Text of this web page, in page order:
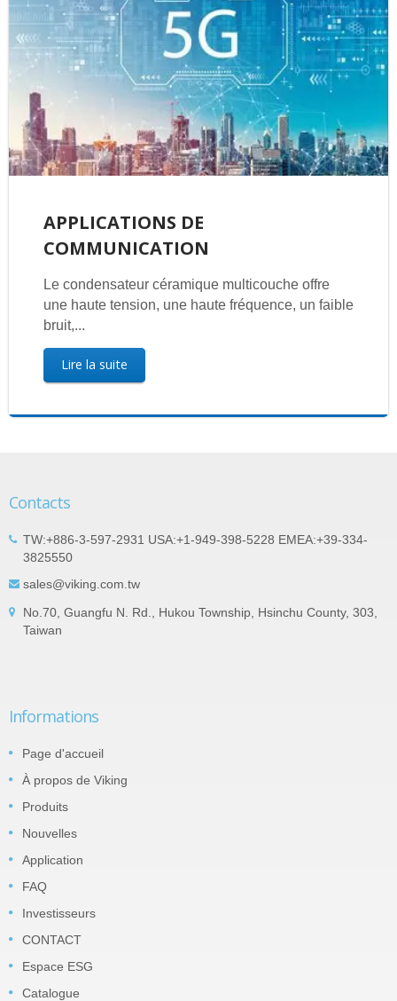
APPLICATIONS DE
COMMUNICATION
Le condensateur céramique multicouche offre
une haute tension, une haute fréquence, un faible
bruit,...
Lire la suite
Contacts
TW:+886-3-597-2931 USA:+1-949-398-5228 EMEA:+39-334-
3825550
sales@viking.com.tw
No.70, Guangfu N. Rd., Hukou Township, Hsinchu County, 303,
Taiwan
Informations
Page d'accueil
À propos de Viking
Produits
Nouvelles
Application
FAQ
Investisseurs
CONTACT
Espace ESG
Catalogue